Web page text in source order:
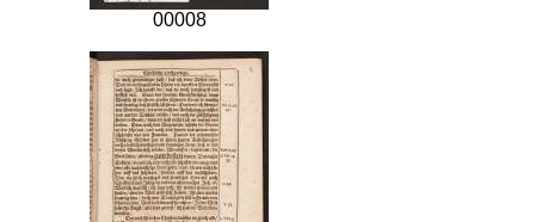
00008